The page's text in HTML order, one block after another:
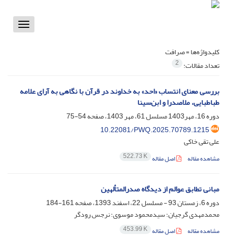
Toggle
کلیدواژه‌ها =صرافت
تعداد مقالات: 2
بررسی معنای انتساب «احد» به خداوند در قرآن با نگاهی به آرای علامه
طباطبایی، ملاصدرا و ابن‌سینا
دوره 16، مهر1403 مسلسل 61، مهر 1403، صفحه
54-75
10.22081/PWQ.2025.70789.1215
علی تقی خاکی
مشاهده مقاله اصل مقاله 522.73 K
مبانی تطابق عوالم از دیدگاه صدرالمتألهین
دوره 6، زمستان 93 - مسلسل 22، اسفند 1393، صفحه
161-184
محمدمهدی گرجیان؛ سیدمحمود موسوی؛ نرجس رودگر
مشاهده مقاله اصل مقاله 453.99 K